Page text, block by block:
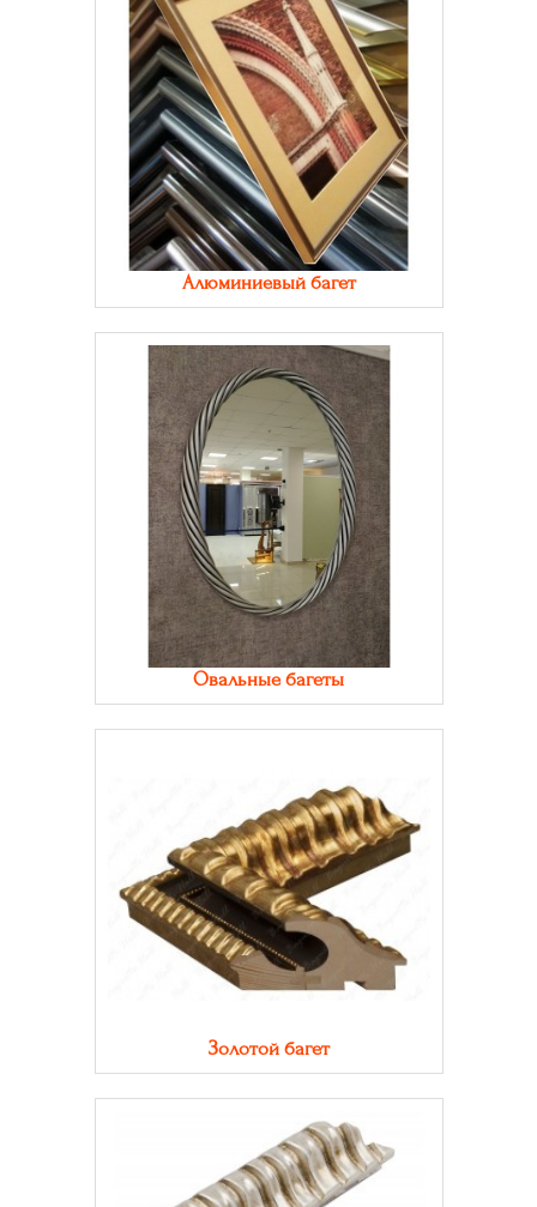
Алюминиевый багет
Овальные багеты
Золотой багет